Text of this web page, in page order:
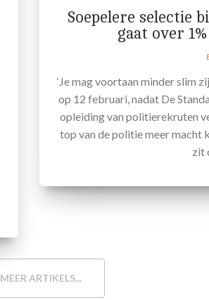
Soepelere selectie
gaat over
‘Je mag voortaan minder slim
op 12 februari, nadat De
opleiding van politierekruten
top van de politie meer macht
zit
MEER ARTIKELS...